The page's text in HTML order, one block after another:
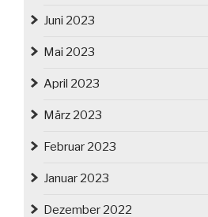
Juni 2023
Mai 2023
April 2023
März 2023
Februar 2023
Januar 2023
Dezember 2022